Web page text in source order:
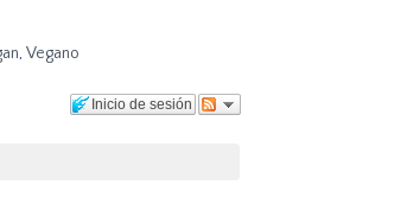
, Vegano
Inicio de sesión